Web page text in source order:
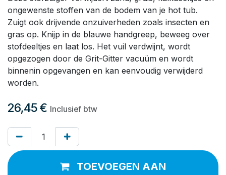
ongewenste stoffen van de bodem van je hot tub.
Zuigt ook drijvende onzuiverheden zoals insecten en
gras op. Knijp in de blauwe handgreep, beweeg over
stofdeeltjes en laat los. Het vuil verdwijnt, wordt
opgezogen door de Grit-Gitter vacuüm en wordt
binnenin opgevangen en kan eenvoudig verwijderd
worden.
26,45€ Inclusief btw
TOEVOEGEN AAN